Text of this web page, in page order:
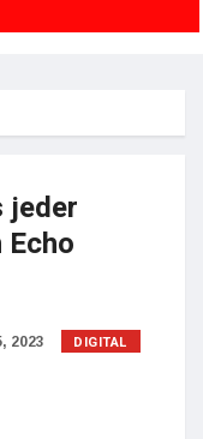
jeder
2023 DIGITAL